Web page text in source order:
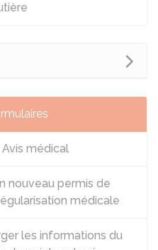
médical
nouveau permis de
médicale
les informations du